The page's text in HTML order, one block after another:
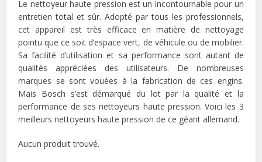
Le nettoyeur haute pression est un incontournable pour un
entretien total et sûr. Adopté par tous les professionnels,
cet appareil est très efficace en matière de nettoyage
pointu que ce soit d’espace vert, de véhicule ou de mobilier.
Sa facilité d’utilisation et sa performance sont autant de
qualités appréciées des utilisateurs. De nombreuses
marques se sont vouées à la fabrication de ces engins.
Mais Bosch s’est démarqué du lot par la qualité et la
performance de ses nettoyeurs haute pression. Voici les 3
meilleurs nettoyeurs haute pression de ce géant allemand.
Aucun produit trouvé.